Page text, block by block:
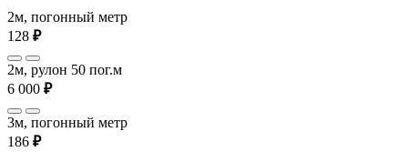
2м, погонный метр
128 ₽
2м, рулон 50 пог.м
6 000 ₽
3м, погонный метр
186 ₽